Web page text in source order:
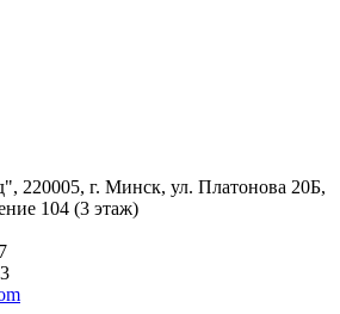
220005, г. Минск, ул. Платонова 20Б,
104 (3 этаж)